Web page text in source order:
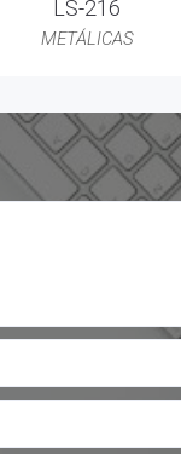
LS-216
METÁLICAS